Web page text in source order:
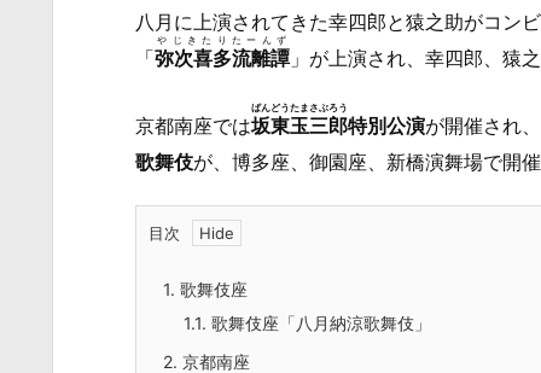
八月に上演されてきた幸四郎と猿之助がコン
「弥次喜多流離譚
やじきたりたーんず
」が上演され、幸四郎、猿
京都南座では坂東玉三郎
ばんどうたまさぶろう
特別公演が開催され、
歌舞伎が、博多座、御園座、新橋演舞場で開
目次
1. 歌舞伎座
1.1. 歌舞伎座「八月納涼歌舞伎」
2. 京都南座